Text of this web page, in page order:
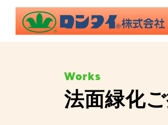
法面緑化